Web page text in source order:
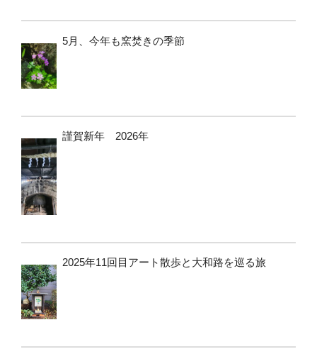
5月、今年も窯焚きの季節
謹賀新年 2026年
2025年11回目アート散歩と大和路を巡る旅